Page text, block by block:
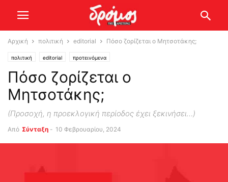
Αρχική πολιτική editorial Πόσο ζορίζεται ο Μητσοτάκης;
πολιτική editorial προτεινόμενα
Πόσο ζορίζεται ο
Μητσοτάκης;
(Προσοχή, η προεκλογική περίοδος έχει ξεκινήσει…)
Από Σύνταξη - 10 Φεβρουαρίου, 2024